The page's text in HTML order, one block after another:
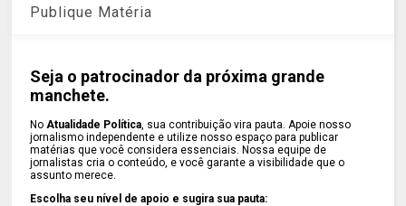
Publique Matéria
Seja o patrocinador da próxima grande
manchete.
NoAtualidade Política, sua contribuição vira pauta. Apoie nosso
jornalismo independente e utilize nosso espaço para publicar
matérias que você considera essenciais. Nossa equipe de
jornalistas cria o conteúdo, e você garante a visibilidade que o
assunto merece.
Escolha seu nível de apoio e sugira sua pauta: